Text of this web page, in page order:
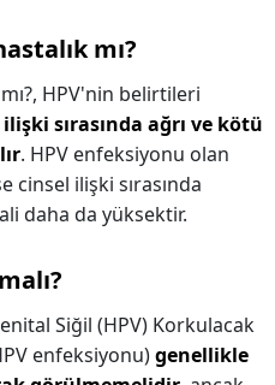
mı?
HPV'nin belirtileri
sırasında ağrı ve kötü
. HPV enfeksiyonu olan
cinsel ilişki sırasında
daha da yüksektir.
Siğil (HPV) Korkulacak
enfeksiyonu)genellikle